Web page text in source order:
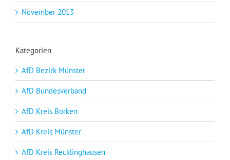
November 2013
Kategorien
AfD Bezirk Münster
AfD Bundesverband
AfD Kreis Borken
AfD Kreis Münster
AfD Kreis Recklinghausen